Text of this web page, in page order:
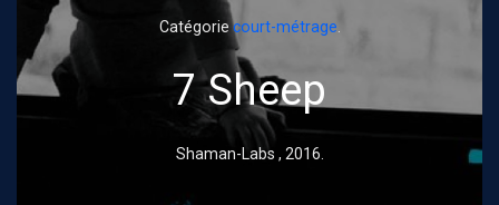
Catégoriecourt-métrage
7 Sheep
Shaman-Labs , 2016